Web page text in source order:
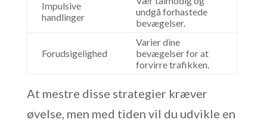
Impulsive
handlinger
undgå forhastede
bevægelser.
Forudsigelighed
Varier dine
bevægelser for at
forvirre trafikken.
At mestre disse strategier kræver
øvelse, men med tiden vil du udvikle en